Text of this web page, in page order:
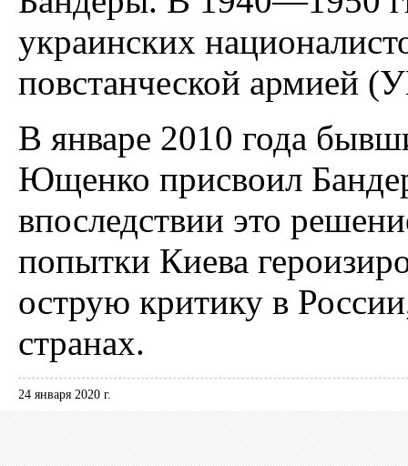
украинских
повстанческой армией
В январе 2010 года
Ющенко присвоил
впоследствии это
попытки Киева
острую критику в
странах.
24 января 2020 г.